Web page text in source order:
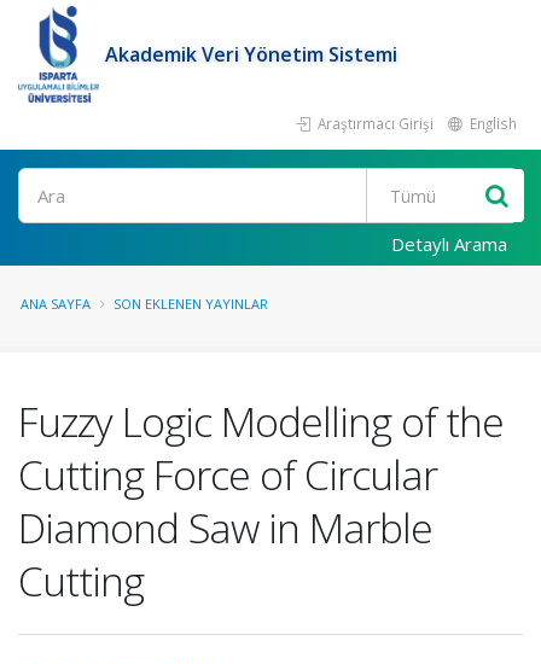
Akademik Veri Yönetim Sistemi
Araştırmacı Girişi English
Ara
Detaylı Arama
ANA SAYFA SON EKLENEN YAYINLAR
Fuzzy Logic Modelling of the
Cutting Force of Circular
Diamond Saw in Marble
Cutting